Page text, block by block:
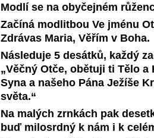
Modlí se na obyčejném
Začíná modlitbou Ve jménu
Zdrávas Maria, Věřím v Boha.
Následuje 5 desátků, každý
„Věčný Otče, obětuji ti Tělo
Syna a našeho Pána Ježíše
světa.“
Na malých zrnkách pak
buď milosrdný k nám i k